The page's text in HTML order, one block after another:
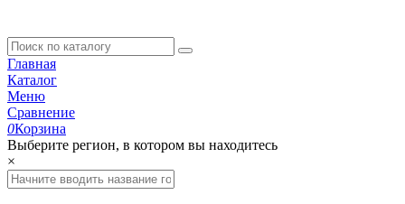
Главная
Каталог
Меню
Сравнение
0Корзина
Выберите регион, в котором вы находитесь
×